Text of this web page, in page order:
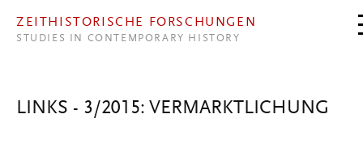
ZEITHISTORISCHE FORSCHUNGEN
STUDIES IN CONTEMPORARY HISTORY
LINKS - 3/2015: VERMARKTLICHUNG